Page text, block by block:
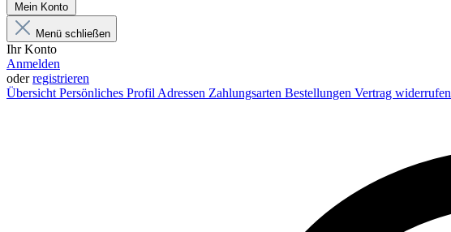
Mein Konto
Menü schließen
Ihr Konto
Anmelden
oderregistrieren
Übersicht Persönliches Profil Adressen Zahlungsarten Bestellungen Vertrag widerrufen